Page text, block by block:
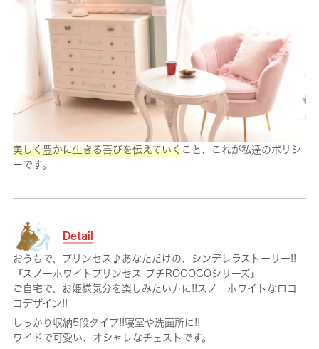
美しく豊かに生きる喜びを伝えていくこと、これが私達のポリシ
ーです。
Detail
おうちで、プリンセス♪あなただけの、シンデレラストーリー!!
『スノーホワイトプリンセス プチROCOCOシリーズ』
ご自宅で、お姫様気分を楽しみたい方に!!スノーホワイトなロコ
コデザイン!!
しっかり収納5段タイプ!!寝室や洗面所に!!
ワイドで可愛い、オシャレなチェストです。